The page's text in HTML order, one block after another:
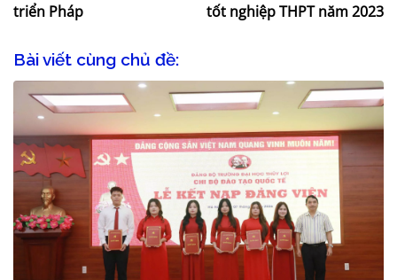
triển Pháp
tốt nghiệp THPT năm 2023
Bài viết cùng chủ đề: